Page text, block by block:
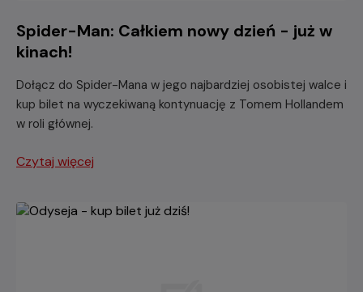
Spider-Man: Całkiem nowy dzień - już w
kinach!
Dołącz do Spider-Mana w jego najbardziej osobistej walce i
kup bilet na wyczekiwaną kontynuację z Tomem Hollandem
w roli głównej.
Czytaj więcej